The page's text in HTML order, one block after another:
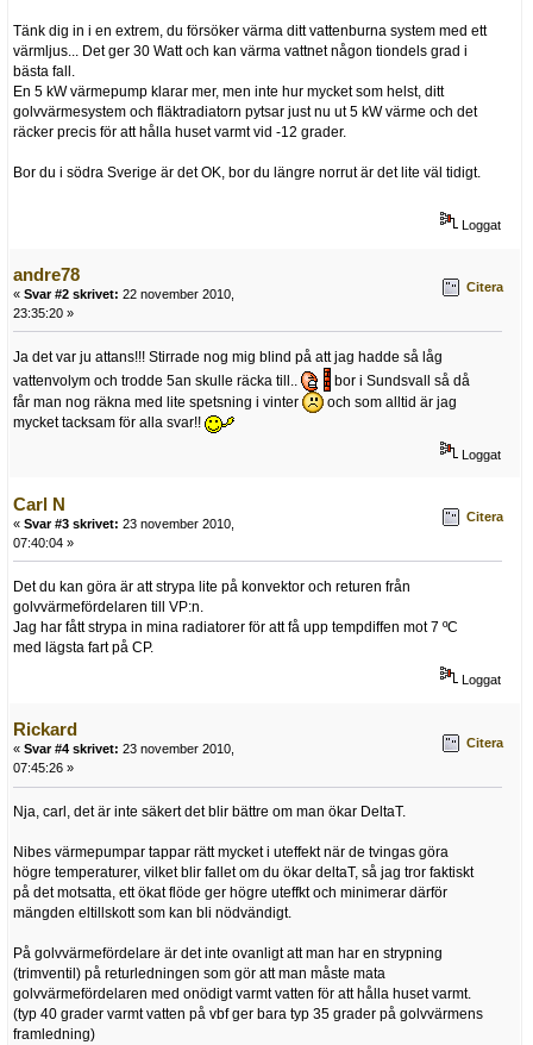
Tänk dig in i en extrem, du försöker värma ditt vattenburna system med ett
värmljus... Det ger 30 Watt och kan värma vattnet någon tiondels grad i
bästa fall.
En 5 kW värmepump klarar mer, men inte hur mycket som helst, ditt
golvvärmesystem och fläktradiatorn pytsar just nu ut 5 kW värme och det
räcker precis för att hålla huset varmt vid -12 grader.
Bor du i södra Sverige är det OK, bor du längre norrut är det lite väl tidigt.
Loggat
andre78
« Svar #2 skrivet: 22 november 2010,
23:35:20 »
Citera
Ja det var ju attans!!! Stirrade nog mig blind på att jag hadde så låg
vattenvolym och trodde 5an skulle räcka till..
bor i Sundsvall så då
får man nog räkna med lite spetsning i vinter
och som alltid är jag
mycket tacksam för alla svar!!
Loggat
Carl N
« Svar #3 skrivet: 23 november 2010,
07:40:04 »
Citera
Det du kan göra är att strypa lite på konvektor och returen från
golvvärmefördelaren till VP:n.
Jag har fått strypa in mina radiatorer för att få upp tempdiffen mot 7 ºC
med lägsta fart på CP.
Loggat
Rickard
« Svar #4 skrivet: 23 november 2010,
07:45:26 »
Citera
Nja, carl, det är inte säkert det blir bättre om man ökar DeltaT.
Nibes värmepumpar tappar rätt mycket i uteffekt när de tvingas göra
högre temperaturer, vilket blir fallet om du ökar deltaT, så jag tror faktiskt
på det motsatta, ett ökat flöde ger högre uteffkt och minimerar därför
mängden eltillskott som kan bli nödvändigt.
På golvvärmefördelare är det inte ovanligt att man har en strypning
(trimventil) på returledningen som gör att man måste mata
golvvärmefördelaren med onödigt varmt vatten för att hålla huset varmt.
(typ 40 grader varmt vatten på vbf ger bara typ 35 grader på golvvärmens
framledning)